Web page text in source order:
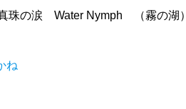
珠の涙 Water Nymph （霧の湖）
ね